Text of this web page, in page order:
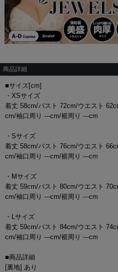
商品詳細
■サイズ[cm]
・XSサイズ
着丈 58cm/バスト 72cm/ウエスト
cm/袖口周り ---cm/裾周り ---cm
・Sサイズ
着丈 58cm/バスト 76cm/ウエスト
cm/袖口周り ---cm/裾周り ---cm
・Mサイズ
着丈 59cm/バスト 80cm/ウエスト
cm/袖口周り ---cm/裾周り ---cm
・Lサイズ
着丈 59cm/バスト 84cm/ウエスト
cm/袖口周り ---cm/裾周り ---cm
■商品詳細
[裏地] あり